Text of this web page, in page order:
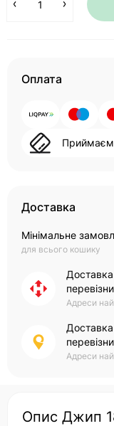
Оплата
Доставка
Мінімальне
для всього кошику
Адреси
Адреси
Опис Джип